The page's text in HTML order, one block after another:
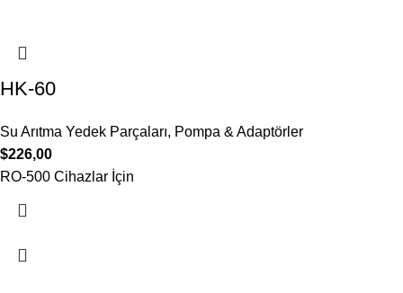
HK-60
Su Arıtma Yedek Parçaları, Pompa & Adaptörler
$226,00
RO-500 Cihazlar İçin